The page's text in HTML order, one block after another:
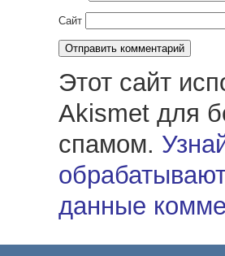
Сайт
Этот сайт
Akismet для
спамом.
данные